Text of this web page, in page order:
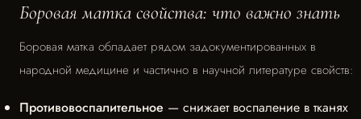
Боровая матка свойства: что важно знать
Боровая матка обладает рядом задокументированных в
народной медицине и частично в научной литературе свойств:
Противовоспалительное — снижает воспаление в тканях